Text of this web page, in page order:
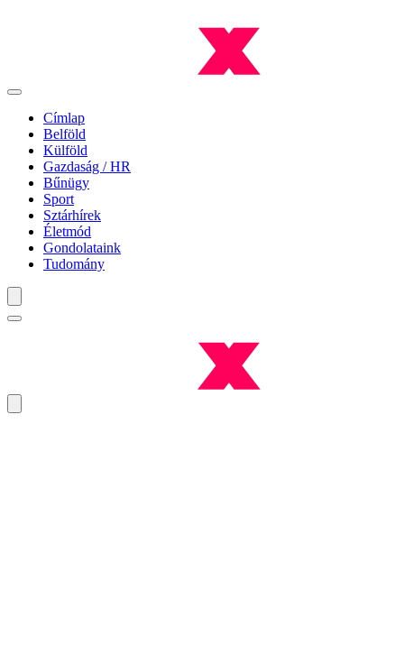
Címlap
Belföld
Külföld
Gazdaság / HR
Bűnügy
Sport
Sztárhírek
Életmód
Gondolataink
Tudomány